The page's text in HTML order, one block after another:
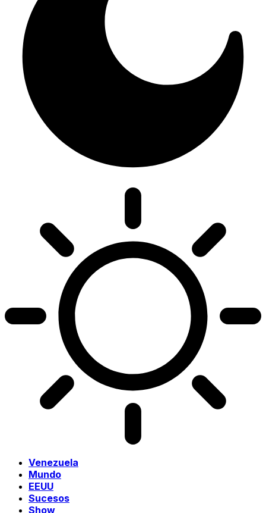
Venezuela
Mundo
EEUU
Sucesos
Show